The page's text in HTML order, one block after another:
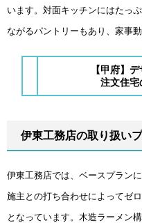
います。対面キッチンにはたっ
ながるパントリーもあり、家事
【甲府】
注文住宅
伊東工務店の取り扱い
伊東工務店では、ベースプラン
施主との打ち合わせによってゼ
となっています。木造ラーメン